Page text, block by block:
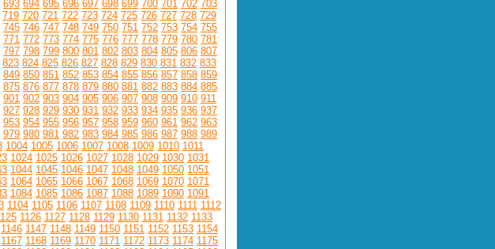
693 694 695 696 697 698 699 700 701 702 703
719 720 721 722 723 724 725 726 727 728 729
745 746 747 748 749 750 751 752 753 754 755
771 772 773 774 775 776 777 778 779 780 781
797 798 799 800 801 802 803 804 805 806 807
823 824 825 826 827 828 829 830 831 832 833
849 850 851 852 853 854 855 856 857 858 859
875 876 877 878 879 880 881 882 883 884 885
901 902 903 904 905 906 907 908 909 910 911
927 928 929 930 931 932 933 934 935 936 937
953 954 955 956 957 958 959 960 961 962 963
979 980 981 982 983 984 985 986 987 988 989
1004 1005 1006 1007 1008 1009 1010 1011
1024 1025 1026 1027 1028 1029 1030 1031
1044 1045 1046 1047 1048 1049 1050 1051
1064 1065 1066 1067 1068 1069 1070 1071
1084 1085 1086 1087 1088 1089 1090 1091
1104 1105 1106 1107 1108 1109 1110 1111 1112
1126 1127 1128 1129 1130 1131 1132 1133
1146 1147 1148 1149 1150 1151 1152 1153 1154
1167 1168 1169 1170 1171 1172 1173 1174 1175